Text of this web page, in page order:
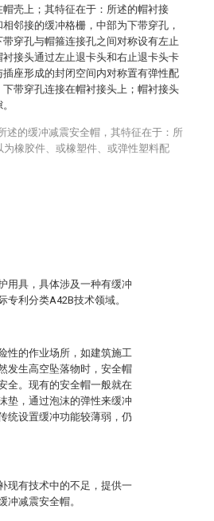
用具，具体涉及一种有缓冲
利分类A42B技术领域。
性的作业场所，如建筑施工
发生高空坠落物时，安全帽
全。现有的安全帽一般就在
垫，通过泡沫的弹性来缓冲
统设置缓冲功能较薄弱，仍
现有技术中的不足，提供一
冲减震安全帽。
壳上；其特征在于：所述的帽衬接
邻接的缓冲格栅，中部为下带穿孔，
穿孔与帽箍连接孔之间对称设有左止
接头通过左止退卡头和右止退卡头卡
座形成的封闭空间内对称置有弹性配
带穿孔连接在帽衬接头上；帽衬接头
述的缓冲减震安全帽，其特征在于：所
为橡胶件、或橡塑件、或弹性塑料配